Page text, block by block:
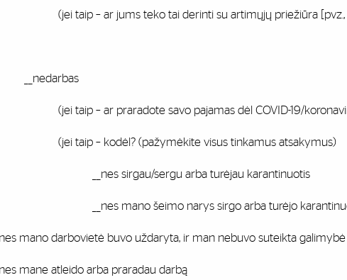
taip – ar jums teko tai derinti su artimųjų priežiūra [pvz.,
taip – ar praradote savo pajamas dėl COVID-19/
taip – kodėl? (pažymėkite visus tinkamus atsakymus)
sirgau/sergu arba turėjau karantinuotis
mano šeimo narys sirgo arba turėjo
mano darbovietė buvo uždaryta, ir man nebuvo suteikta
mane atleido arba praradau darbą